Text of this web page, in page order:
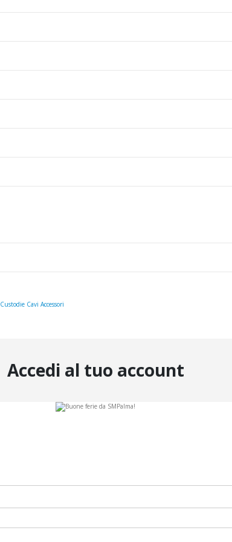
Custodie Cavi Accessori
Accedi al tuo account